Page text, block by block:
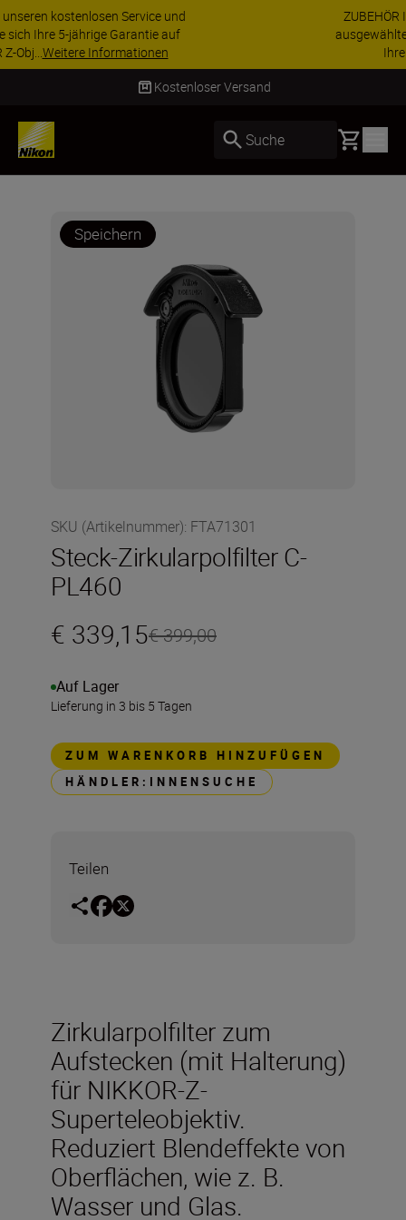
ZUBEHÖR IM ANGEBOT | Sparen Sie 15 % auf
ausgewähltes Zubehör und vervollständigen Sie
Ihre Ausrüstu...
Kostenloser Versand
Suche Basket
Speichern
SKU (Artikelnummer): FTA71301
Steck-Zirkularpolfilter C-
PL460
€ 339,15€ 399,00
Auf Lager
Lieferung in 3 bis 5 Tagen
ZUM WARENKORB HINZUFÜGEN
HÄNDLER:INNENSUCHE
Teilen
Zirkularpolfilter zum
Aufstecken (mit Halterung)
für NIKKOR-Z-
Superteleobjektiv.
Reduziert Blendeffekte von
Oberflächen, wie z. B.
Wasser und Glas.